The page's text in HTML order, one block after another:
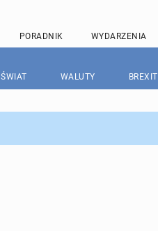
PORADNIK WYDARZENIA
ŚWIAT WALUTY BREXIT